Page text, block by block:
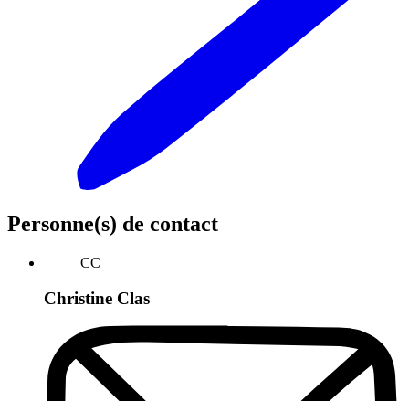
Personne(s) de contact
CC
Christine Clas